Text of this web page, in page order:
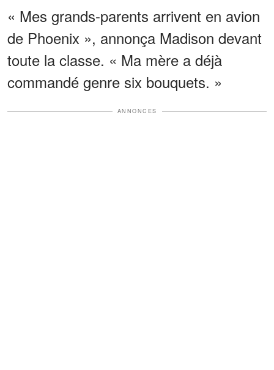
« Mes grands-parents arrivent en avion
de Phoenix », annonça Madison devant
toute la classe. « Ma mère a déjà
commandé genre six bouquets. »
ANNONCES